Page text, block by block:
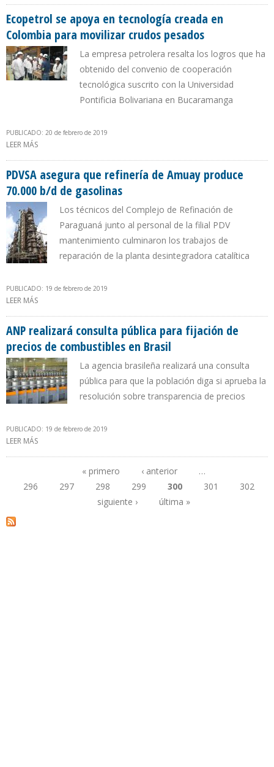
Ecopetrol se apoya en tecnología creada en
Colombia para movilizar crudos pesados
La empresa petrolera resalta los logros que ha
obtenido del convenio de cooperación
tecnológica suscrito con la Universidad
Pontificia Bolivariana en Bucaramanga
PUBLICADO: 20 de febrero de 2019
LEER MÁS
PDVSA asegura que refinería de Amuay produce
70.000 b/d de gasolinas
Los técnicos del Complejo de Refinación de
Paraguaná junto al personal de la filial PDV
mantenimiento culminaron los trabajos de
reparación de la planta desintegradora catalítica
PUBLICADO: 19 de febrero de 2019
LEER MÁS
ANP realizará consulta pública para fijación de
precios de combustibles en Brasil
La agencia brasileña realizará una consulta
pública para que la población diga si aprueba la
resolución sobre transparencia de precios
PUBLICADO: 19 de febrero de 2019
LEER MÁS
Páginas
« primero ‹ anterior
…
296
297 298 299 300 301
302
siguiente ›
última »